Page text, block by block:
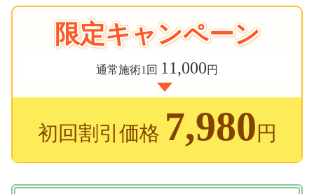
限定キャンペーン
通常施術1回 11,000円
初回割引価格 7,980 円